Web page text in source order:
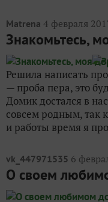
Matrena 4 февраля
Знакомьтесь,
Решила написать
— проба пера, это
Домик достался в
совсем родным, так
и работы время я
vk_447971535 6
О своем